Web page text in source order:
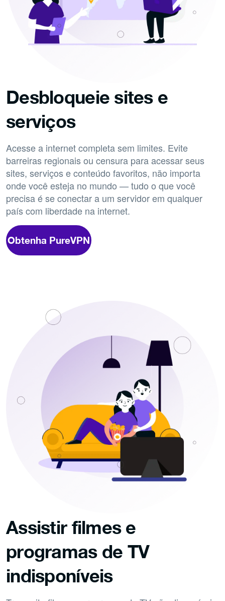
Desbloqueie sites e
serviços
Acesse a internet completa sem limites. Evite
barreiras regionais ou censura para acessar seus
sites, serviços e conteúdo favoritos, não importa
onde você esteja no mundo — tudo o que você
precisa é se conectar a um servidor em qualquer
país com liberdade na internet.
Obtenha PureVPN
Assistir filmes e
programas de TV
indisponíveis